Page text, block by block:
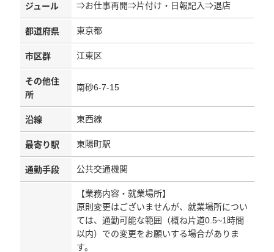
ジュール
⇒お仕事再開⇒片付け・日報記入⇒退店
都道府県 東京都
市区群 江東区
その他住
所
南砂6-7-15
沿線 東西線
最寄り駅 東陽町駅
通勤手段 公共交通機関
【業務内容・就業場所】
原則変更はございませんが、就業場所につい
ては、通勤可能な範囲（概ね片道0.5~1時間
以内）での変更をお願いする場合がありま
す。